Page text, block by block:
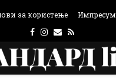
за користење Импресум
Facebook
Instagram
Email
Rss